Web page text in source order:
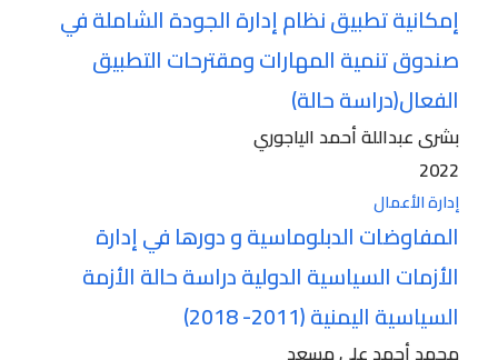
إمكانية تطبيق نظام إدارة الجودة الشاملة في
صندوق تنمية المهارات ومقترحات التطبيق
الفعال(دراسة حالة)
بشرى عبداللة أحمد الياجوري
2022
إدارة الأعمال
المفاوضات الدبلوماسية و دورها في إدارة
الأزمات السياسية الدولية دراسة حالة الأزمة
السياسية اليمنية (2011- 2018)
محمد أحمد علي مسعد